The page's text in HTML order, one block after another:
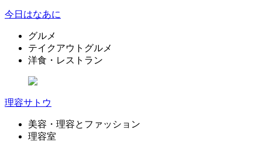
今日はなあに
グルメ
テイクアウトグルメ
洋食・レストラン
理容サトウ
美容・理容とファッション
理容室